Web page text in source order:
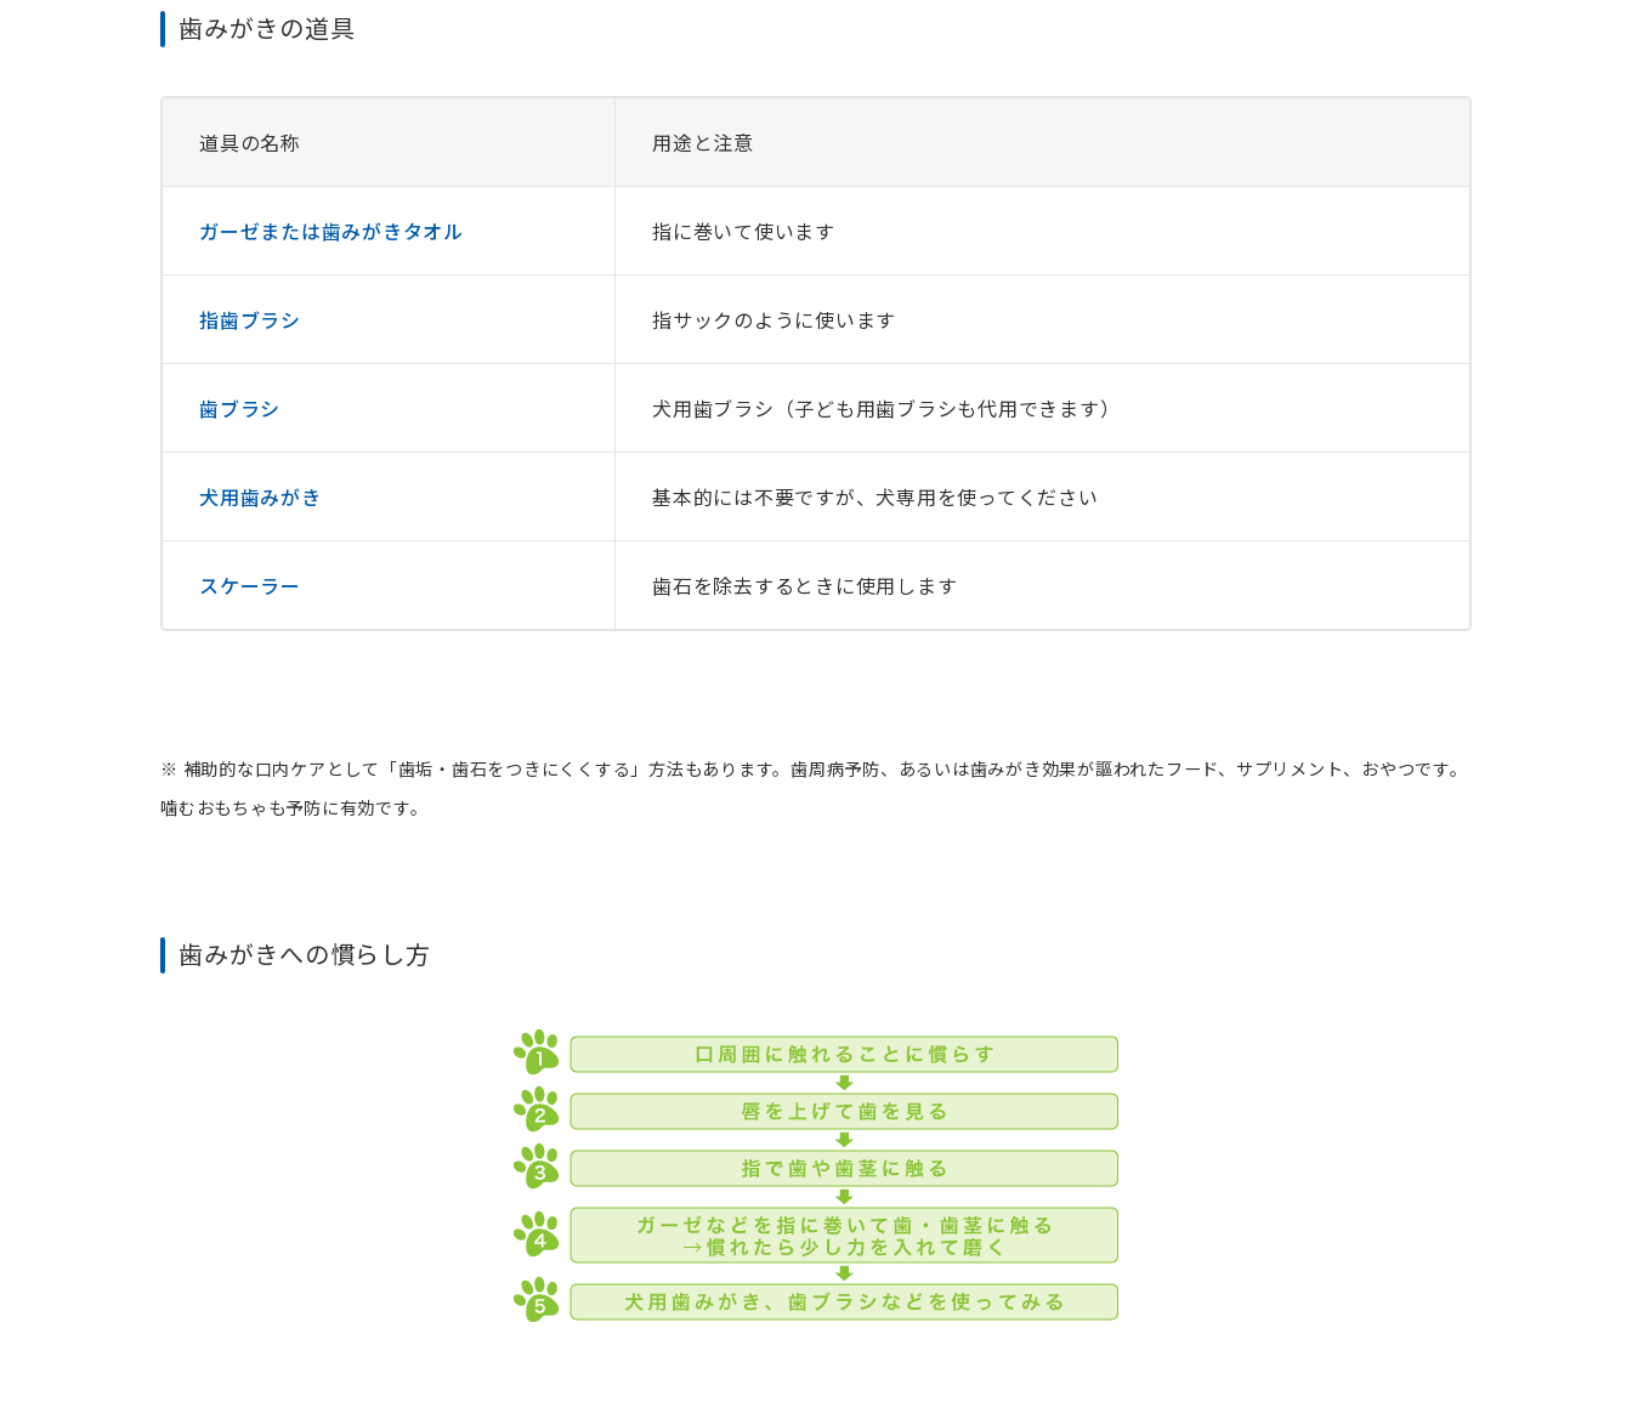
歯みがきの道具
道具の名称 用途と注意
ガーゼまたは歯みがきタオル 指に巻いて使います
指歯ブラシ 指サックのように使います
歯ブラシ 犬用歯ブラシ（子ども用歯ブラシも代用できます）
犬用歯みがき 基本的には不要ですが、犬専用を使ってください
スケーラー 歯石を除去するときに使用します
※ 補助的な口内ケアとして「歯垢・歯石をつきにくくする」方法もあります。歯周病予防、あるいは歯みがき効果が謳われたフード、サプリメント、おやつです。
噛むおもちゃも予防に有効です。
歯みがきへの慣らし方